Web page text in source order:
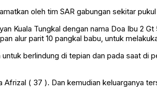
oleh tim SAR gabungan sekitar pukul
Kuala Tungkal dengan nama Doa Ibu 2
alur parit 10 pangkal babu, untuk
berlindung di tepian dan pada saat di
( 37 ). Dan kemudian keluarganya